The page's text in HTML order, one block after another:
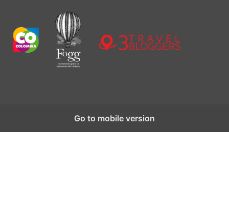
Go to mobile version